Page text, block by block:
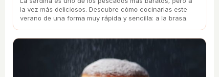
la vez más deliciosos. Descubre cómo cocinarlas este
verano de una forma muy rápida y sencilla: a la brasa.